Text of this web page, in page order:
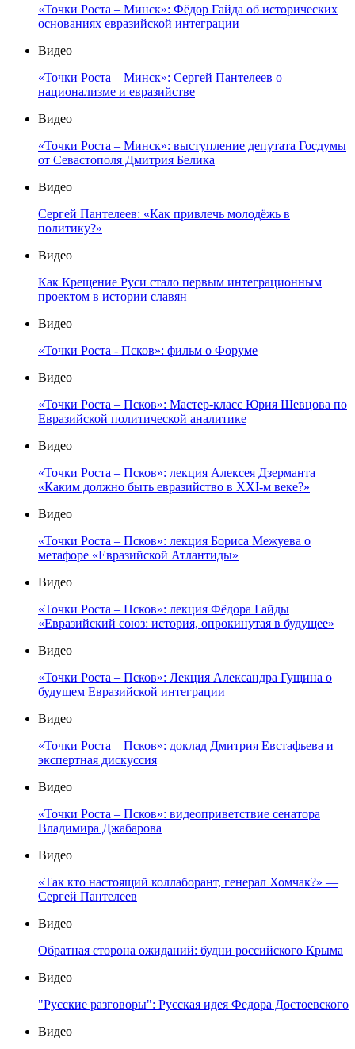
«Точки Роста – Минск»: Фёдор Гайда об исторических
основаниях евразийской интеграции
Видео
«Точки Роста – Минск»: Сергей Пантелеев о
национализме и евразийстве
Видео
«Точки Роста – Минск»: выступление депутата Госдумы
от Севастополя Дмитрия Белика
Видео
Сергей Пантелеев: «Как привлечь молодёжь в
политику?»
Видео
Как Крещение Руси стало первым интеграционным
проектом в истории славян
Видео
«Точки Роста - Псков»: фильм о Форуме
Видео
«Точки Роста – Псков»: Мастер-класс Юрия Шевцова по
Евразийской политической аналитике
Видео
«Точки Роста – Псков»: лекция Алексея Дзерманта
«Каким должно быть евразийство в XXI-м веке?»
Видео
«Точки Роста – Псков»: лекция Бориса Межуева о
метафоре «Евразийской Атлантиды»
Видео
«Точки Роста – Псков»: лекция Фёдора Гайды
«Евразийский союз: история, опрокинутая в будущее»
Видео
«Точки Роста – Псков»: Лекция Александра Гущина о
будущем Евразийской интеграции
Видео
«Точки Роста – Псков»: доклад Дмитрия Евстафьева и
экспертная дискуссия
Видео
«Точки Роста – Псков»: видеоприветствие сенатора
Владимира Джабарова
Видео
«Так кто настоящий коллаборант, генерал Хомчак?» —
Сергей Пантелеев
Видео
Обратная сторона ожиданий: будни российского Крыма
Видео
"Русские разговоры": Русская идея Федора Достоевского
Видео